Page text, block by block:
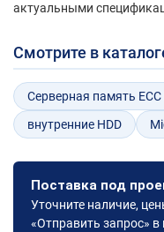
актуальными
Смотрите в
Серверная память ECC
внутренние HDD
Поставка под
Уточните наличие,
«Отправить запрос»